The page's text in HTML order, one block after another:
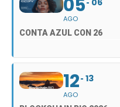
05
AGO
CONTA AZUL CON 26
12
AGO
13